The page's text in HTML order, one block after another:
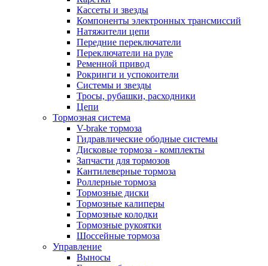
Кассеты и звезды
Компоненты электронных трансмиссий
Натяжители цепи
Передние переключатели
Переключатели на руле
Ременной привод
Рокринги и успокоители
Системы и звезды
Тросы, рубашки, расходники
Цепи
Тормозная система
V-brake тормоза
Гидравлические ободные системы
Дисковые тормоза - комплекты
Запчасти для тормозов
Кантилеверные тормоза
Роллерные тормоза
Тормозные диски
Тормозные калиперы
Тормозные колодки
Тормозные рукоятки
Шоссейные тормоза
Управление
Выносы